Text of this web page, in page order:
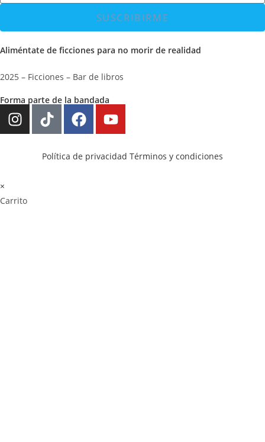
SUSCRIBIRME
Aliméntate de ficciones para no morir de realidad
2025 – Ficciones – Bar de libros
Forma parte de la bandada
Política de privacidad Términos y condiciones
×
Carrito